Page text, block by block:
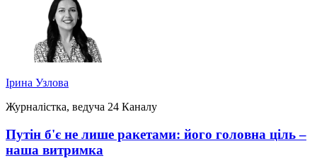
Ірина Узлова
Журналістка, ведуча 24 Каналу
Путін б'є не лише ракетами: його головна ціль –
наша витримка